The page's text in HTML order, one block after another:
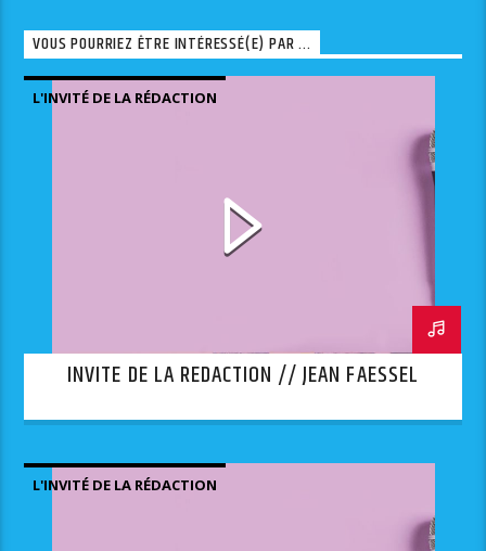
VOUS POURRIEZ ÊTRE INTÉRESSÉ(E) PAR ...
L'INVITÉ DE LA RÉDACTION
INVITE DE LA REDACTION // JEAN FAESSEL
L'INVITÉ DE LA RÉDACTION